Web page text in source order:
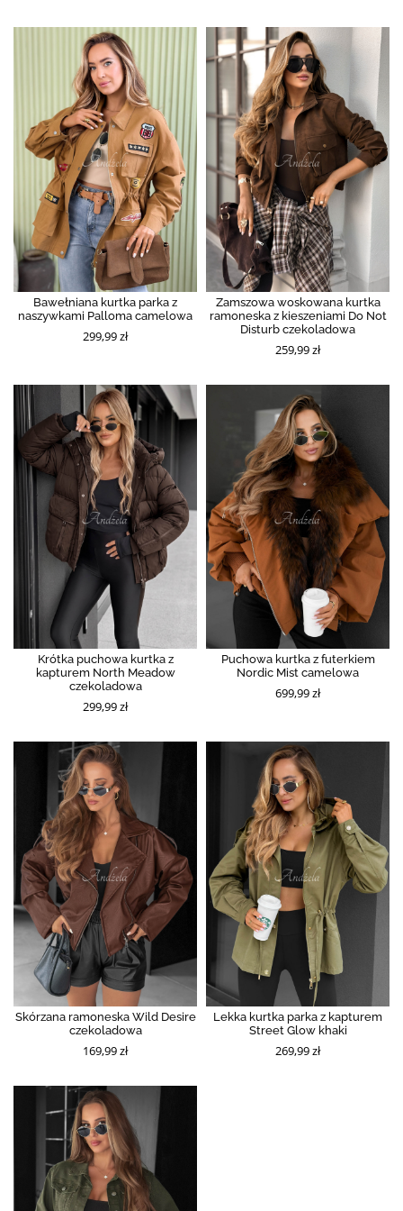
Bawełniana kurtka parka z
naszywkami Palloma camelowa
299,99 zł
Zamszowa woskowana kurtka
ramoneska z kieszeniami Do Not
Disturb czekoladowa
259,99 zł
Krótka puchowa kurtka z
kapturem North Meadow
czekoladowa
299,99 zł
Puchowa kurtka z futerkiem
Nordic Mist camelowa
699,99 zł
Skórzana ramoneska Wild Desire
czekoladowa
169,99 zł
Lekka kurtka parka z kapturem
Street Glow khaki
269,99 zł